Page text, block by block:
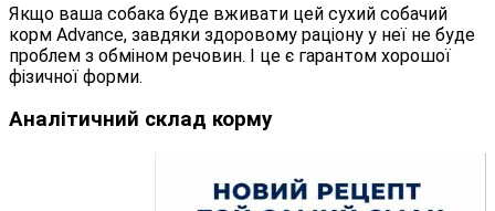
Якщо ваша собака буде вживати цей сухий собачий
корм Advance, завдяки здоровому раціону у неї не буде
проблем з обміном речовин. І це є гарантом хорошої
фізичної форми.
Аналітичний склад корму